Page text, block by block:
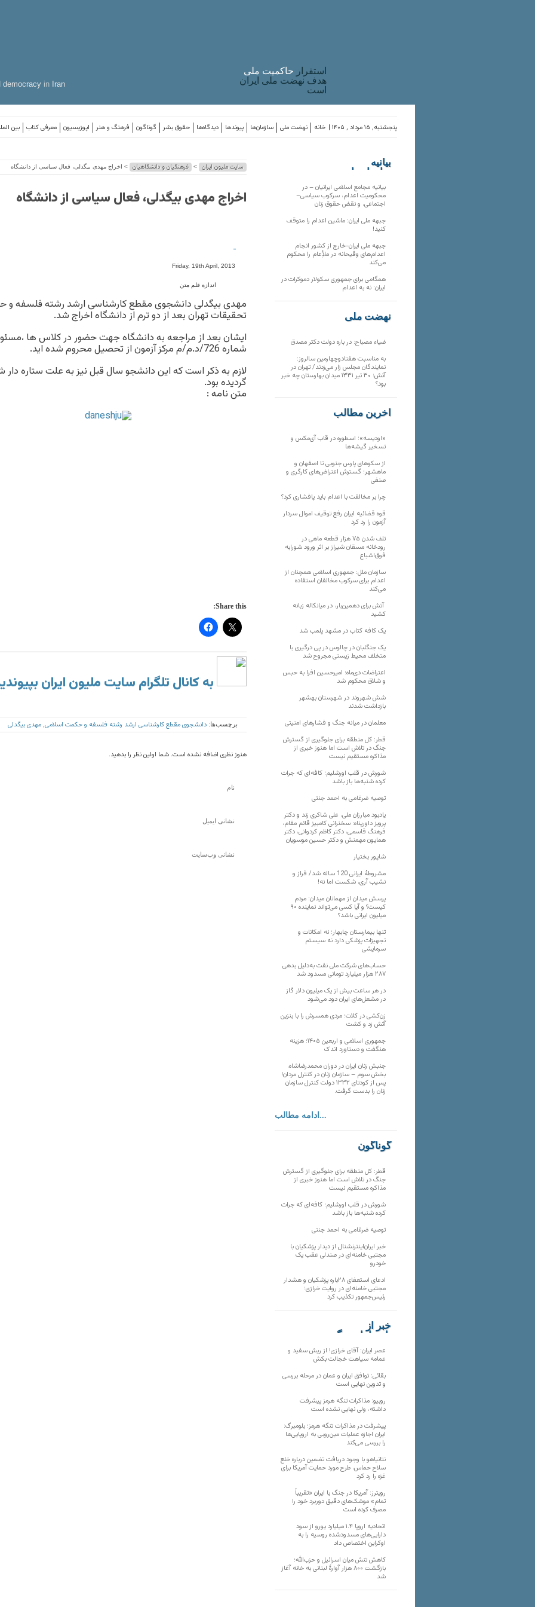
democracy in Iran
استقرار حاکميت ملی
هدف نهضت ملی ایران
است
بین معرفی کتاب اپوزیسیون فرهنگ و هنر گوناگون حقوق بشر دیدگاه‌ها پیوندها سازمان‌ها نهضت ملی خانه پنجشنبه, ۱۵ مرداد , ۱۴۰۵ |
سایت ملیون ایران > فرهنگیان و دانشگاهیان > اخراج مهدی بیگدلی، فعال سیاسی از دانشگاه
اخراج مهدی بیگدلی، فعال سیاسی از دانشگاه
-
Friday, 19th April, 2013
اندازه قلم متن
مهدی بیگدلی دانشجوی مقطع کارشناسی ارشد رشته فلسفه و
تحقیقات تهران بعد از دو ترم از دانشگاه اخراج شد.
ایشان بعد از مراجعه به دانشگاه جهت حضور در کلاس ها
شماره 726/د.م/م مرکز آزمون از تحصیل محروم شده اید.
لازم به ذکر است که این دانشجو سال قبل نیز به علت ستاره دار
گردیده بود.
متن نامه :
Share this:
به کانال تلگرام سایت ملیون ایران
برچسب‌ها: دانشجوی مقطع کارشناسی ارشد رشته فلسفه و حکمت اسلامی مهدی بیگدلی
هنوز نظری اضافه نشده است. شما اولین نظر را بدهید.
بیانیه
سازمان‌های
بیانیه مجامع اسلامی ایرانیان – در
محکومیت اعدام، سرکوب سیاسی–
اجتماعی، و نقض حقوق زنان
جبهه ملی ایران: ماشین اعدام را متوقف
کنید!
جبهه ملی ایران-خارج از کشور انجام
اعدام‌های وقیحانه در ملأِعام را محکوم
می‌کند
همگامی برای جمهوری سکولار دموکرات در
ایران: نه به اعدام
نهضت ملی
ضیاء مصباح: در باره دولت دکتر مصدق
به مناسبت هفتادوچهارمین سالروز:
نمایندگان مجلس زار می‌زدند/ تهران در
آتش؛ ۳۰ تیر ۱۳۳۱ میدان بهارستان چه خبر
بود؟
آخرین مطالب
«اودیسه»؛ اسطوره در قاب آی‌مکس و
تسخیر گیشه‌ها
از سکوهای پارس جنوبی تا اصفهان و
ماهشهر؛ گسترش اعتراض‌های کارگری و
صنفی
چرا بر مخالفت با اعدام باید پافشاری کرد؟
قوه قضائیه ایران رفع توقیف اموال سردار
آزمون را رد کرد
تلف شدن ۷۵ هزار قطعه ماهی در
رودخانه مسقان شیراز بر اثر ورود شورابه
فوق‌اشباع
سازمان ملل: جمهوری اسلامی همچنان از
اعدام برای سرکوب مخالفان استفاده
می‌کند
آتش برای دهمین‌بار، در میانکاله زبانه
کشید
یک کافه کتاب در مشهد پلمب شد
یک جنگلبان در چالوس در پی درگیری با
متخلف محیط زیستی مجروح شد
اعتراضات دی‌ماه؛ امیرحسین افرا به حبس
و شلاق محکوم شد
شش شهروند در شهرستان بهشهر
بازداشت شدند
معلمان در میانه جنگ و فشارهای امنیتی
قطر: کل منطقه برای جلوگیری از گسترش
جنگ در تلاش است اما هنوز خبری از
مذاکره مستقیم نیست
شورش در قلب اورشلیم؛ کافه‌ای که جرات
کرده شنبه‌ها باز باشد
توصیه ضرغامی به احمد جنتی
یادبود مبارزان ملی، علی شاکری زند و دکتر
پرویز داورپناه: سخنرانی کامبیز قائم مقام،
فرهنگ قاسمی، دکتر کاظم کردوانی، دکتر
همایون مهمنش و دکتر حسین موسویان
شاپور بختیار
مشروطۀ ایرانی 120 ساله شد/ فراز و
نشیب آری، شکست اما نه!
پرسش میدان از مهمانان میدان: مردم
کیست؟ و آیا کسی می‌تواند نماینده ۹۰
میلیون ایرانی باشد؟
تنها بیمارستان چابهار؛ نه امکانات و
تجهیزات پزشکی دارد نه سیستم
سرمایشی
حساب‌های شرکت ملی نفت به‌دلیل بدهی
۲۸۷ هزار میلیارد تومانی مسدود شد
در هر ساعت بیش از یک میلیون دلار گاز
در مشعل‌های ایران دود می‌شود
زن‌کشی در کلات؛ مردی همسرش را با بنزین
آتش زد و کشت
جمهوری اسلامی و اربعین ۱۴۰۵؛ هزینه
هنگفت و دستاورد اندک
جنبش زنان ایران در دوران محمدرضاشاه،
بخش سوم – سازمان زنان در کنترل مردان!
پس از کودتای ۱۳۳۲ دولت کنترل سازمان
زنان را بدست گرفت.
ادامه مطالب...
گوناگون
قطر: کل منطقه برای جلوگیری از گسترش
جنگ در تلاش است اما هنوز خبری از
مذاکره مستقیم نیست
شورش در قلب اورشلیم؛ کافه‌ای که جرات
کرده شنبه‌ها باز باشد
توصیه ضرغامی به احمد جنتی
خبر ایران‌اینترنشنال از دیدار پزشکیان با
مجتبی خامنه‌ای در صندلی عقب یک
خودرو
ادعای استعفای ۲۸باره پزشکیان و هشدار
مجتبی خامنه‌ای در روایت خرازی؛
رئیس‌جمهور تکذیب کرد
خبر از
تارنماهای دیگر
عصر ایران: آقای خرازی! از ریش سفید و
عمامه سیاهت خجالت بکش
بقائی: توافق ایران و عمان در مرحله بررسی
و تدوین نهایی است
روبیو: مذاکرات تنگه هرمز پیشرفت
داشته، ولی نهایی نشده است
پیشرفت در مذاکرات تنگه هرمز؛ بلومبرگ:
ایران اجازه عملیات مین‌روبی به اروپایی‌ها
را بررسی می‌کند
نتانیاهو با وجود دریافت تضمین درباره خلع
سلاح حماس، طرح مورد حمایت آمریکا برای
غزه را رد کرد
رویترز: آمریکا در جنگ با ایران «تقریباً
تمام» موشک‌های دقیق دوربرد خود را
مصرف کرده است
اتحادیه اروپا ۱.۴ میلیارد یورو از سود
دارایی‌های مسدودشده روسیه را به
اوکراین ‏اختصاص داد
کاهش تنش میان اسرائیل و حزب‌الله؛
بازگشت ۸۰۰ هزار آوارۀ لبنانی به خانه‌ آغاز
شد